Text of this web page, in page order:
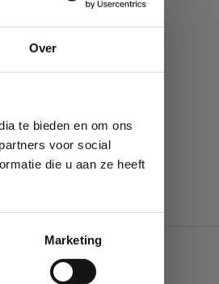
Over
te bieden en om ons
voor social
die u aan ze heeft
Marketing